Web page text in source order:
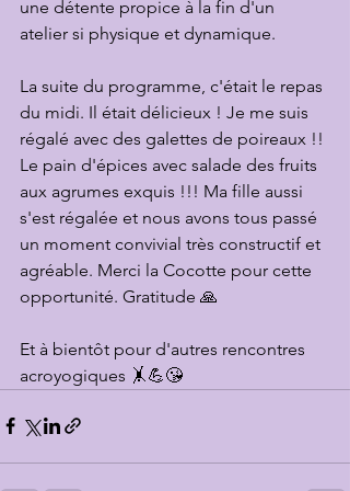
une détente propice à la fin d'un
atelier si physique et dynamique.
La suite du programme, c'était le repas
du midi. Il était délicieux ! Je me suis
régalé avec des galettes de poireaux !!
Le pain d'épices avec salade des fruits
aux agrumes exquis !!! Ma fille aussi
s'est régalée et nous avons tous passé
un moment convivial très constructif et
agréable. Merci la Cocotte pour cette
opportunité. Gratitude 🙏
Et à bientôt pour d'autres rencontres
acroyogiques 🤸💪😘